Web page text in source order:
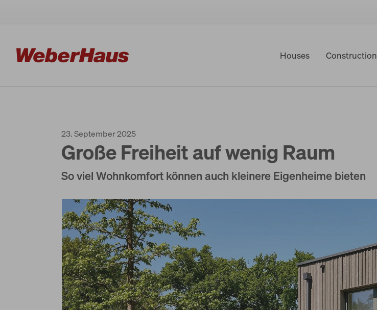
Houses Construction
23. September 2025
Große Freiheit auf wenig Raum
So viel Wohnkomfort können auch kleinere Eigenheime bieten
Construction
Services